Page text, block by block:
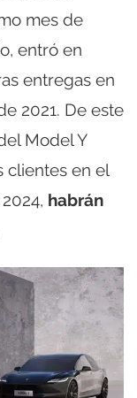
mes de
entró en
entregas en
2021. De este
Model Y
clientes en el
habrán